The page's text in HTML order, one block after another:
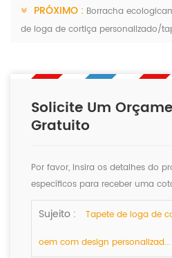
PRÓXIMO : Borracha
de ioga de cortiça personalizado/
Solicite Um
Gratuito
Por favor, insira os detalhes do
específicos para receber uma
responderemos assim que
Sujeito : Tapete de ioga de
oem com design personalizad...